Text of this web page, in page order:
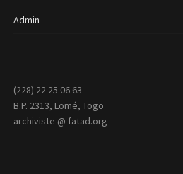
Admin
(228) 22 25 06 63
B.P. 2313, Lomé, Togo
archiviste @ fatad.org